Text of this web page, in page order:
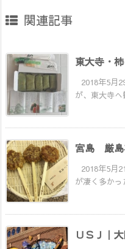
関連記事
東大寺・
2018年5月
が、東大寺
宮島 厳島
2018年5月
が凄く多か
ＵＳＪ｜